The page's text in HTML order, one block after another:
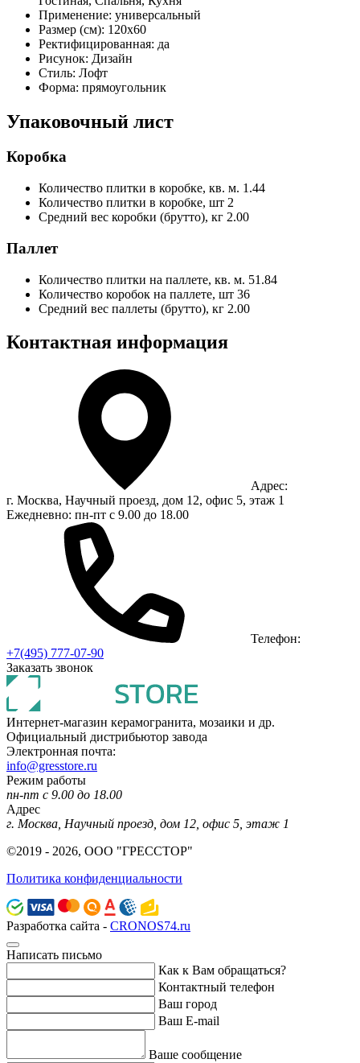
Применение: универсальный
Размер (см): 120x60
Ректифицированная: да
Рисунок: Дизайн
Стиль: Лофт
Форма: прямоугольник
Упаковочный лист
Коробка
Количество плитки в коробке, кв. м. 1.44
Количество плитки в коробке, шт 2
Средний вес коробки (брутто), кг 2.00
Паллет
Количество плитки на паллете, кв. м. 51.84
Количество коробок на паллете, шт 36
Средний вес паллеты (брутто), кг 2.00
Контактная информация
Адрес:
г. Москва, Научный проезд, дом 12, офис 5, этаж 1
Ежедневно: пн-пт с 9.00 до 18.00
Телефон:
+7(495) 777-07-90
Заказать звонок
Интернет-магазин керамогранита, мозаики и др.
Официальный дистрибьютор завода
Электронная почта:
info@gresstore.ru
Режим работы
пн-пт с 9.00 до 18.00
Адрес
г. Москва, Научный проезд, дом 12, офис 5, этаж 1
©2019 - 2026, ООО "ГРЕССТОР"
Политика конфиденциальности
Разработка сайта - CRONOS74.ru
Написать письмо
Как к Вам обращаться?
Контактный телефон
Ваш город
Ваш E-mail
Ваше сообщение